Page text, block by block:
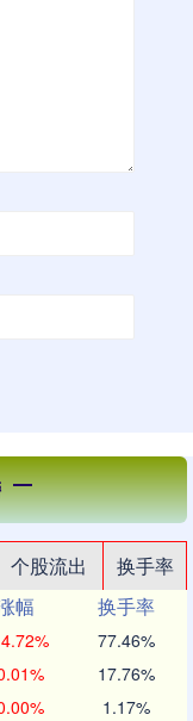
个股流出
换手率
幅
换手率
77.46%
17.76%
1.17%